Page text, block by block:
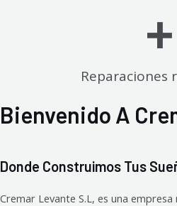
Reparaciones
+
Bienvenido A
Donde Construimos Tus
Cremar Levante S.L, es una